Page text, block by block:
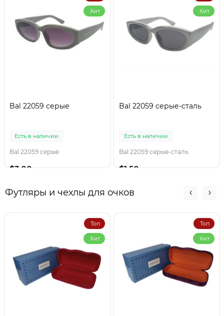
Хит
Bal 22059 серые
Есть в наличии
Bal 22059 серые
$3.00
Хит
Bal 22059 серые-сталь
Есть в наличии
Bal 22059 серые-сталь
$1.50
Футляры и чехлы для очков
Топ
Хит
Топ
Хит